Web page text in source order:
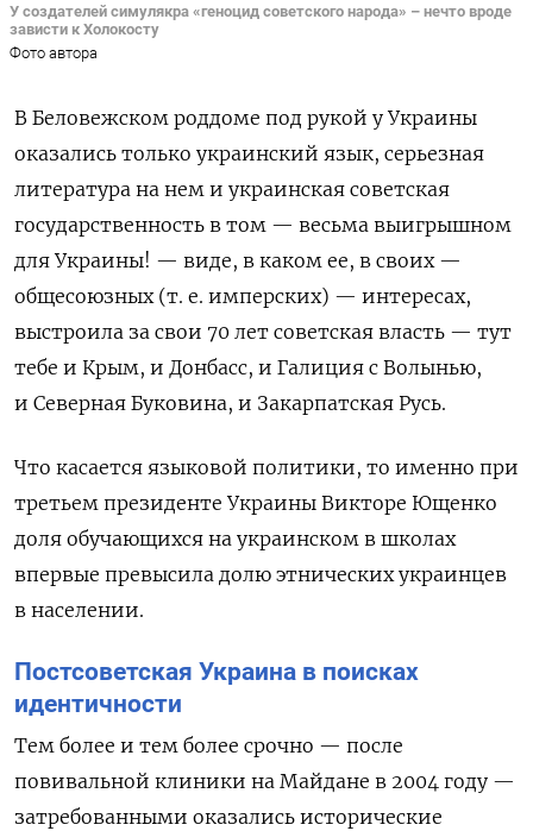
У создателей симулякра «геноцид советского народа» – нечто вроде
зависти к Холокосту
Фото автора
В Беловежском роддоме под рукой у Украины
оказались только украинский язык, серьезная
литература на нем и украинская советская
государственность в том — весьма выигрышном
для Украины! — виде, в каком ее, в своих —
общесоюзных (т. е. имперских) — интересах,
выстроила за свои 70 лет советская власть — тут
тебе и Крым, и Донбасс, и Галиция с Волынью,
и Северная Буковина, и Закарпатская Русь.
Что касается языковой политики, то именно при
третьем президенте Украины Викторе Ющенко
доля обучающихся на украинском в школах
впервые превысила долю этнических украинцев
в населении.
Постсоветская Украина в поисках
идентичности
Тем более и тем более срочно — после
повивальной клиники на Майдане в 2004 году —
затребованными оказались исторические